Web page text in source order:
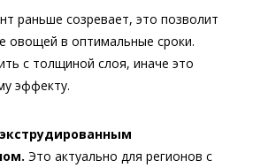
раньше созревает, это позволит
овощей в оптимальные сроки.
с толщиной слоя, иначе это
эффекту.
Это актуально для регионов с